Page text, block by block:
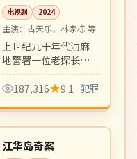
电视剧 2024
主演： 古天乐、林家栋 等
上世纪九十年代油麻
地警署一位老探长的
退休前最后一案。年
代戏复古质感、群像
犯罪剧的回归之作。
187,316 9.1 犯罪
韩国
4K 99:05
江华岛奇案